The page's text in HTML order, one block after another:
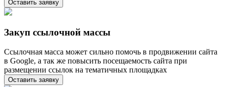
Оставить заявку
Закуп ссылочной массы
Ссылочная масса может сильно помочь в продвижении сайта
в Google, а так же повысить посещаемость сайта при
размещении ссылок на тематичных площадках
Оставить заявку